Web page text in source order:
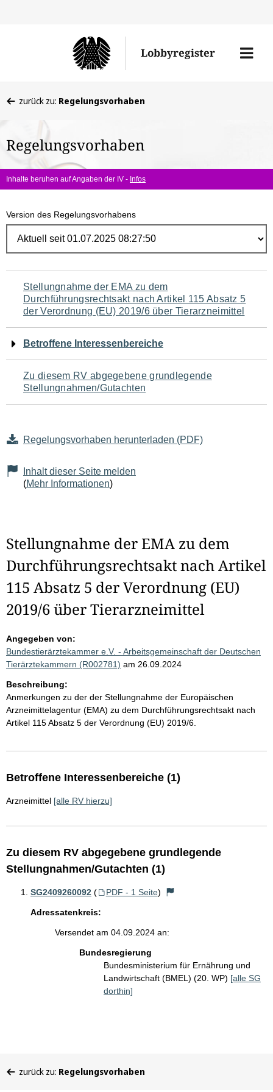
Lobbyregister
Menü
befinden
hier:
zurück zu: Regelungsvorhaben
Regelungsvorhaben
Inhalte beruhen auf Angaben der IV - Infos
Version des Regelungsvorhabens
Navigation
für
den
Seiteninhalt
Stellungnahme der EMA zu dem
Durchführungsrechtsakt nach Artikel 115 Absatz 5
der Verordnung (EU) 2019/6 über Tierarzneimittel
Betroffene Interessenbereiche
Zu diesem RV abgegebene grundlegende
Stellungnahmen/Gutachten
Regelungsvorhaben herunterladen (PDF)
Inhalt dieser Seite melden
(Mehr Informationen)
Stellungnahme der EMA zu dem
Durchführungsrechtsakt nach Artikel
115 Absatz 5 der Verordnung (EU)
2019/6 über Tierarzneimittel
Angegeben von:
Bundestierärztekammer e.V. - Arbeitsgemeinschaft der Deutschen
Tierärztekammern (R002781) am 26.09.2024
Beschreibung:
Anmerkungen zu der der Stellungnahme der Europäischen
Arzneimittelagentur (EMA) zu dem Durchführungsrechtsakt nach
Artikel 115 Absatz 5 der Verordnung (EU) 2019/6.
Betroffene Interessenbereiche (1)
Arzneimittel [alle RV hierzu]
Zu diesem RV abgegebene grundlegende
Stellungnahmen/Gutachten (1)
SG2409260092 ( PDF - 1 Seite)
Adressatenkreis:
Versendet am 04.09.2024 an:
Bundesregierung
Bundesministerium für Ernährung und
Landwirtschaft (BMEL) (20. WP) [alle SG
dorthin]
befinden
zurück zu: Regelungsvorhaben